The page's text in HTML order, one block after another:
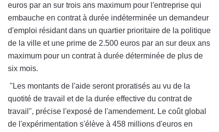
euros par an sur trois ans maximum pour l'entreprise qui
embauche en contrat à durée indéterminée un demandeur
d'emploi résidant dans un quartier prioritaire de la politique
de la ville et une prime de 2.500 euros par an sur deux ans
maximum pour un contrat à durée déterminée de plus de
six mois.
"Les montants de l'aide seront proratisés au vu de la
quotité de travail et de la durée effective du contrat de
travail", précise l'exposé de l'amendement. Le coût global
de l'expérimentation s'élève à 458 millions d'euros en